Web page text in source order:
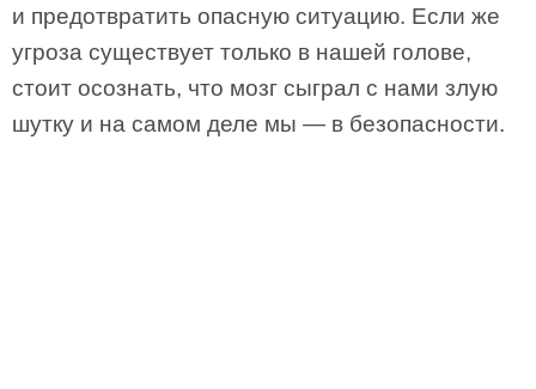
и предотвратить опасную ситуацию. Если же
угроза существует только в нашей голове,
стоит осознать, что мозг сыграл с нами злую
шутку и на самом деле мы — в безопасности.